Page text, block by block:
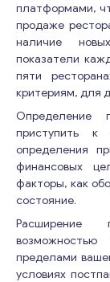
платформами,
продаже
наличие
показатели
пяти
критериям, для
Определение
приступить к
определения
финансовых
факторы, как
состояние.
Расширение
пределами
условиях